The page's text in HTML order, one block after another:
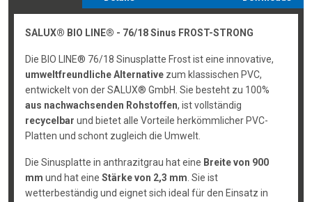
SALUX® BIO LINE® - 76/18 Sinus FROST-STRONG
Die BIO LINE® 76/18 Sinusplatte Frost ist eine innovative,
umweltfreundliche Alternativezum klassischen PVC,
entwickelt von der SALUX® GmbH. Sie besteht zu 100%
aus nachwachsenden Rohstoffen, ist vollständig
recycelbar und bietet alle Vorteile herkömmlicher PVC-
Platten und schont zugleich die Umwelt.
Die Sinusplatte in anthrazitgrau hat eine Breite von 900
mm und hat eine Stärke von 2,3 mm . Sie ist
wetterbeständig und eignet sich ideal für den Einsatz in